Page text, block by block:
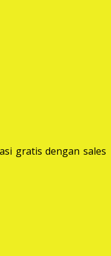
gratis dengan sales